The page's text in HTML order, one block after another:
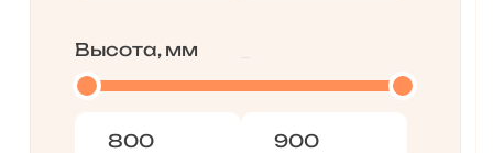
Высота, мм